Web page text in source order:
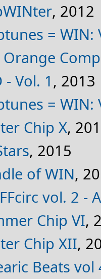
, 2012
= WIN:
Orange
- Vol. 1 , 2013
= WIN:
Chip X,
, 2015
of WIN,
vol. 2 -
Chip VI,
Chip XII,
Beats